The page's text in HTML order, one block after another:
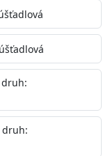
35°C alebo
na
aplikácie
druh:
druh: